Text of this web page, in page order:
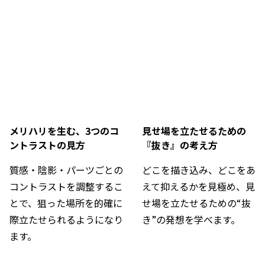
メリハリを生む、3つのコ
ントラストの見方
質感・陰影・パーツごとの
コントラストを調整するこ
とで、狙った場所を的確に
際立たせられるようになり
ます。
見せ場を立たせるための
『抜き』の考え方
どこを描き込み、どこをあ
えて抑えるかを見極め、見
せ場を立たせるための“抜
き”の発想を学べます。